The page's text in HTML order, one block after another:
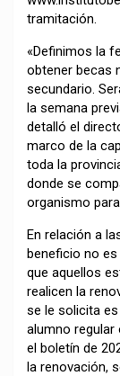
tramitación.
«Definimos la
obtener becas
secundario.
la semana
detalló el
marco de la
toda la
donde se
organismo
En relación a
beneficio no
que aquellos
realicen la
se le solicita
alumno regular
el boletín de
la renovación,